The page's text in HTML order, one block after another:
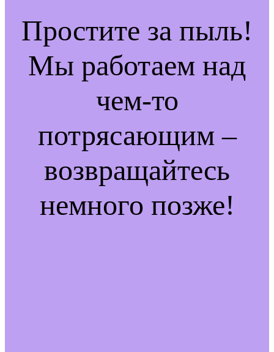
Простите за пыль!
Мы работаем над
чем-то
потрясающим –
возвращайтесь
немного позже!